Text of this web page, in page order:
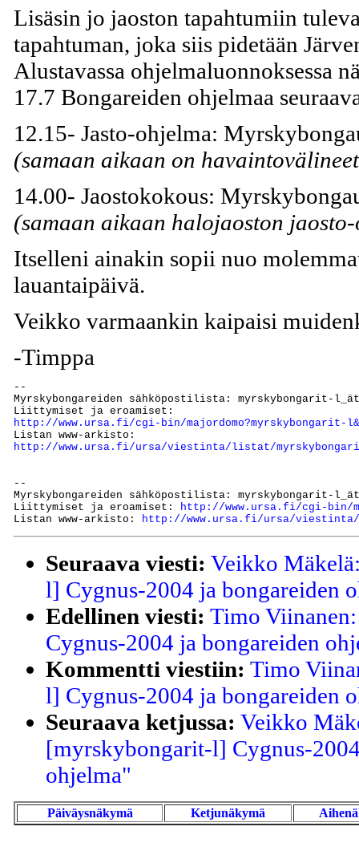
Lisäsin jo jaoston tapahtumiin
tapahtuman, joka siis pidetään
Alustavassa ohjelmaluonnoksessa
17.7 Bongareiden ohjelmaa
12.15- Jasto-ohjelma:
(samaan aikaan on
14.00- Jaostokokous:
(samaan aikaan halojaoston
Itselleni ainakin sopii nuo
lauantaipäivä.
Veikko varmaankin kaipaisi
-Timppa
--
Myrskybongareiden sähköpostilista: myrskybongarit-
http://www.ursa.fi/cgi-bin/majordomo?myrskybongarit-
http://www.ursa.fi/ursa/viestinta/listat/
--
Myrskybongareiden sähköpostilista: myrskybongarit-
Liittymiset ja eroamiset:
http://www.ursa.fi/cgi-bin/
Listan www-arkisto:
http://www.ursa.fi/ursa/viestinta/
Seuraava viesti: Veikko
l] Cygnus-2004 ja bongareiden
Edellinen viesti: Timo
Cygnus-2004 ja bongareiden
Kommentti viestiin: Timo
l] Cygnus-2004 ja bongareiden
Seuraava ketjussa: Veikko
[myrskybongarit-l] Cygnus-
ohjelma"
Päiväysnäkymä Ketjunäkymä